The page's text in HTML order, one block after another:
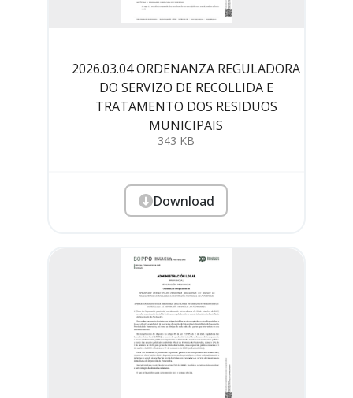
2026.03.04 ORDENANZA REGULADORA
DO SERVIZO DE RECOLLIDA E
TRATAMENTO DOS RESIDUOS
MUNICIPAIS
343 KB
Download